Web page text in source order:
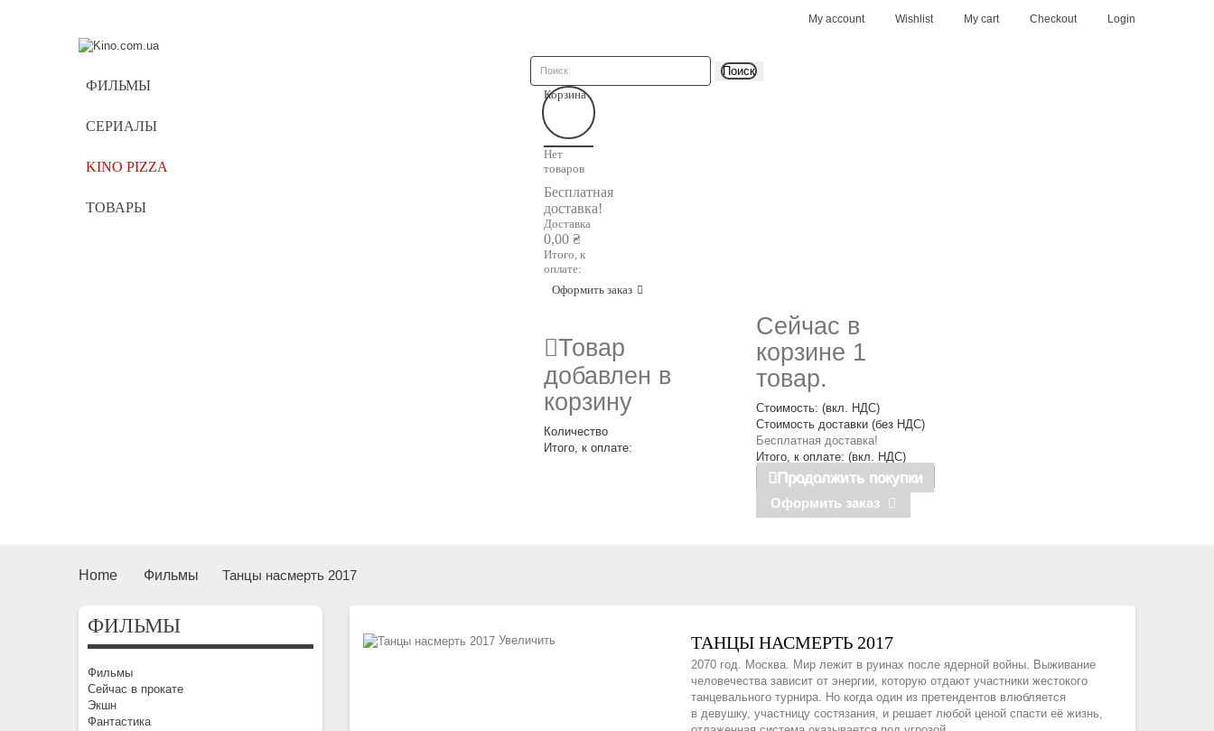
My account Wishlist My cart Checkout Login
ФИЛЬМЫ
СЕРИАЛЫ
KINO PIZZA
ТОВАРЫ
Поиск
Корзина
Нет
товаров
Бесплатная
доставка!
Доставка
0,00 ₴
Итого, к
оплате:
Оформить заказ
Товар
добавлен в
корзину
Количество
Итого, к оплате:
Сейчас в
корзине 1
товар.
Стоимость: (вкл. НДС)
Стоимость доставки (без НДС)
Бесплатная доставка!
Итого, к оплате: (вкл. НДС)
Продолжить покупки
Оформить заказ
Home Фильмы Танцы насмерть 2017
ФИЛЬМЫ
Фильмы
Сейчас в прокате
Экшн
Фантастика
Увеличить ТАНЦЫ НАСМЕРТЬ 2017
2070 год. Москва. Мир лежит в руинах после ядерной войны. Выживание
человечества зависит от энергии, которую отдают участники жестокого
танцевального турнира. Но когда один из претендентов влюбляется
в девушку, участницу состязания, и решает любой ценой спасти её жизнь,